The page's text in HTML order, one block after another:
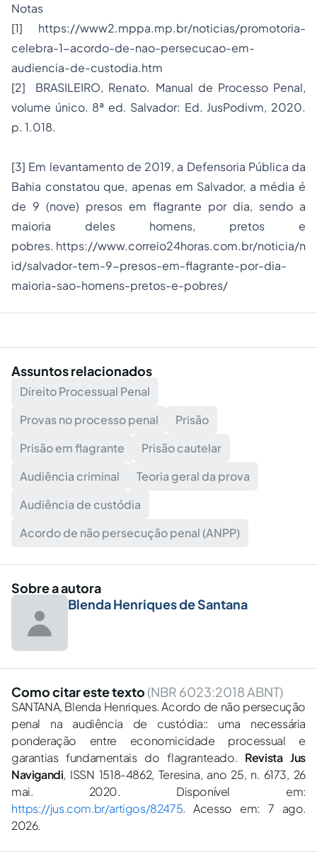
Notas
[1] https://www2.mppa.mp.br/noticias/promotoria-
celebra-1-acordo-de-nao-persecucao-em-
audiencia-de-custodia.htm
[2] BRASILEIRO, Renato. Manual de Processo Penal,
volume único. 8ª ed. Salvador: Ed. JusPodivm, 2020.
p. 1.018.
[3] Em levantamento de 2019, a Defensoria Pública da
Bahia constatou que, apenas em Salvador, a média é
de 9 (nove) presos em flagrante por dia, sendo a
maioria deles homens, pretos e
pobres. https://www.correio24horas.com.br/noticia/n
id/salvador-tem-9-presos-em-flagrante-por-dia-
maioria-sao-homens-pretos-e-pobres/
Assuntos relacionados
Direito Processual Penal
Provas no processo penal
Prisão
Prisão em flagrante
Prisão cautelar
Audiência criminal
Teoria geral da prova
Audiência de custódia
Acordo de não persecução penal (ANPP)
Sobre a autora
Blenda Henriques de Santana
Como citar este texto (NBR 6023:2018 ABNT)
SANTANA, Blenda Henriques. Acordo de não persecução
penal na audiência de custódia:: uma necessária
ponderação entre economicidade processual e
garantias fundamentais do flagranteado. Revista Jus
Navigandi, ISSN 1518-4862, Teresina, ano 25, n. 6173, 26
mai. 2020. Disponível em:
https://jus.com.br/artigos/82475. Acesso em: 7 ago.
2026.